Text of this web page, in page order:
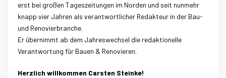
erst bei großen Tageszeitungen im Norden und seit nunmehr
knapp vier Jahren als verantwortlicher Redakteur in der Bau-
und Renovierbranche.
Er übernimmt ab dem Jahreswechsel die redaktionelle
Verantwortung für Bauen & Renovieren.
Herzlich willkommen Carsten Steinke!